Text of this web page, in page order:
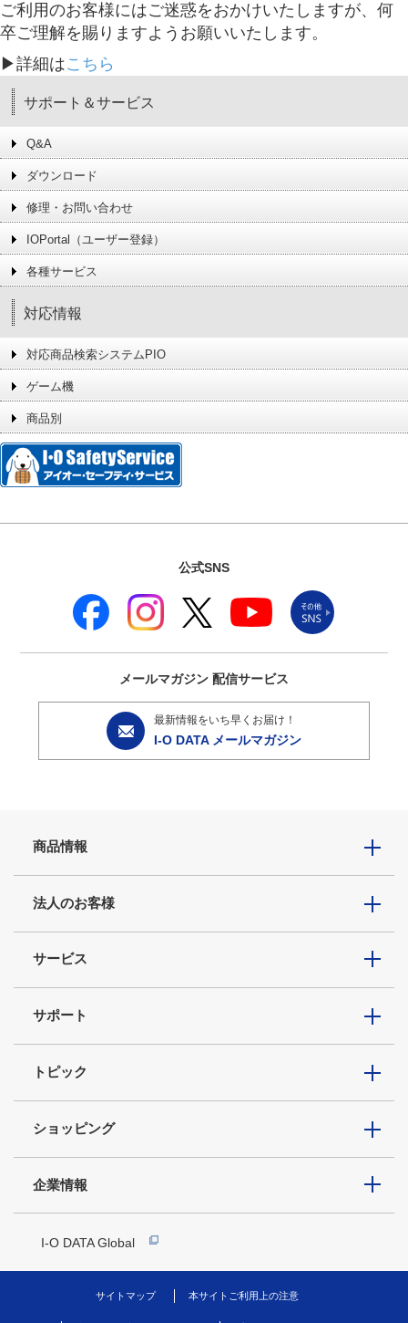
ご利用のお客様にはご迷惑をおかけいたしますが、何
卒ご理解を賜りますようお願いいたします。
▶詳細はこちら
サポート＆サービス
Q&A
ダウンロード
修理・お問い合わせ
IOPortal（ユーザー登録）
各種サービス
対応情報
対応商品検索システムPIO
ゲーム機
商品別
公式SNS
メールマガジン 配信サービス
最新情報をいち早くお届け！
I-O DATA メールマガジン
商品情報
法人のお客様
サービス
サポート
トピック
ショッピング
企業情報
I-O DATA Global
サイトマップ 本サイトご利用上の注意